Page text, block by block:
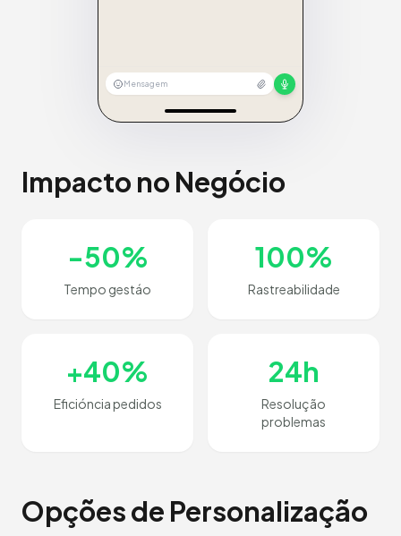
Mensagem
Impacto no Negócio
-50%
Tempo gestáo
100%
Rastreabilidade
+40%
Eficióncia pedidos
24h
Resolução
problemas
Opções de Personalização